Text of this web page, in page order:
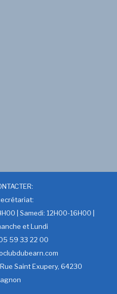
| Samedi: 12H00-16H00 |
et Lundi
59 33 22 00
Rue Saint Exupery, 64230